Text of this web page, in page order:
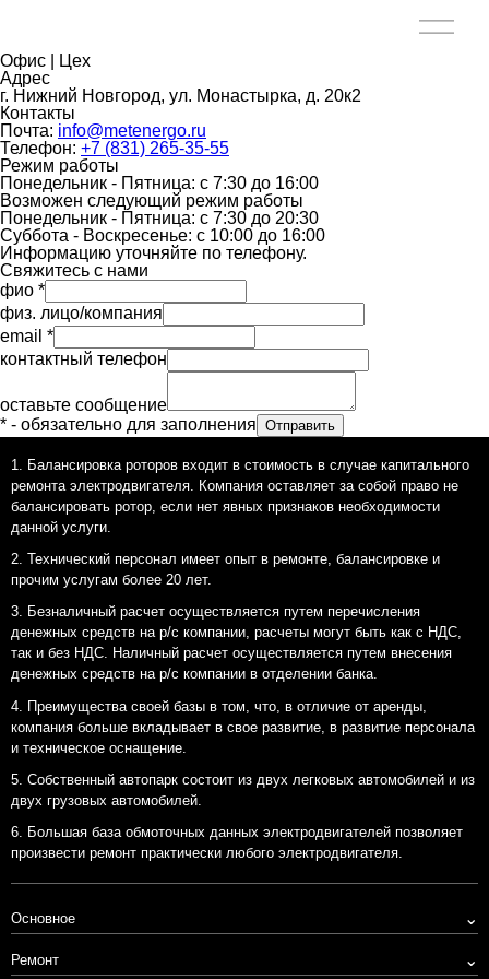
Офис | Цех
Адрес
г. Нижний Новгород, ул. Монастырка, д. 20к2
Контакты
Почта: info@metenergo.ru
Телефон: +7 (831) 265-35-55
Режим работы
Понедельник - Пятница: с 7:30 до 16:00
Возможен следующий режим работы
Понедельник - Пятница: с 7:30 до 20:30
Суббота - Воскресенье: с 10:00 до 16:00
Информацию уточняйте по телефону.
Свяжитесь с нами
фио *
физ. лицо/компания
email *
контактный телефон
оставьте сообщение
* - обязательно для заполнения Отправить
Балансировка роторов входит в стоимость в случае капитального
ремонта электродвигателя. Компания оставляет за собой право не
балансировать ротор, если нет явных признаков необходимости
данной услуги.
Технический персонал имеет опыт в ремонте, балансировке и
прочим услугам более 20 лет.
Безналичный расчет осуществляется путем перечисления
денежных средств на р/с компании, расчеты могут быть как с НДС,
так и без НДС. Наличный расчет осуществляется путем внесения
денежных средств на р/с компании в отделении банка.
Преимущества своей базы в том, что, в отличие от аренды,
компания больше вкладывает в свое развитие, в развитие персонала
и техническое оснащение.
Собственный автопарк состоит из двух легковых автомобилей и из
двух грузовых автомобилей.
Большая база обмоточных данных электродвигателей позволяет
произвести ремонт практически любого электродвигателя.
Основное ⌄
Ремонт ⌄